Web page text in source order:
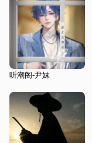
听潮阁-尹妹